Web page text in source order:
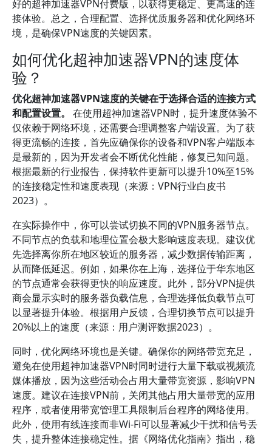
好的超神加速器VPN付费版，以获得更稳定、更高速的连
接体验。总之，合理配置、选择优质服务器和优化网络环
境，是确保VPN速度的关键因素。
如何优化超神加速器VPN的速度体
验？
优化超神加速器VPN速度的关键在于选择合适的连接方式
和配置设置。
在使用超神加速器VPN时，提升速度体验不
仅依赖于网络环境，还需要合理调整客户端设置。为了获
得更流畅的连接，首先应确保你的设备和VPN客户端版本
是最新的，因为开发者会不断优化性能，修复已知问题。
根据最新的行业报告，保持软件更新可以提升10%至15%
的连接稳定性和速度表现（来源：VPN行业白皮书
2023）。
在实际操作中，你可以尝试切换不同的VPN服务器节点。
不同节点的负载和地理位置会极大影响速度表现。建议优
先选择离你所在地区较近的服务器，减少数据传输距离，
从而降低延迟。例如，如果你在上海，选择位于华东地区
的节点通常会获得更快的响应速度。此外，部分VPN提供
商会显示实时的服务器负载信息，合理选择低负载节点可
以显著提升体验。根据用户反馈，合理切换节点可以提升
20%以上的速度（来源：用户测评数据2023）。
同时，优化网络环境也是关键。确保你的网络带宽充足，
避免在使用超神加速器VPN时同时进行大量下载或视频流
媒体播放，因为这些活动会占用大量带宽资源，影响VPN
速度。建议在连接VPN前，关闭其他占用大量带宽的应用
程序，或者使用带宽管理工具限制后台程序的网络使用。
此外，使用有线连接而非Wi-Fi可以显著减少干扰和信号丢
失，提升整体连接稳定性。据《网络优化指南》指出，稳